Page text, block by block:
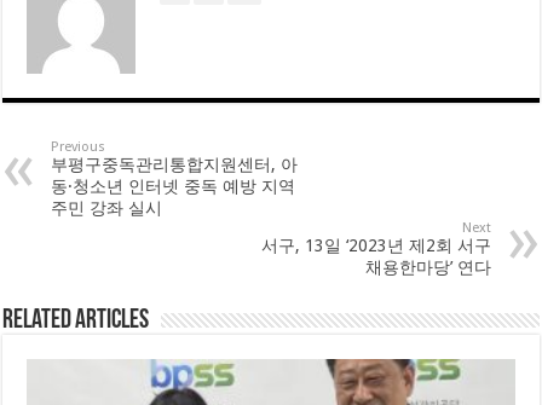
Previous
부평구중독관리통합지원센터, 아
동·청소년 인터넷 중독 예방 지역
주민 강좌 실시
Next
서구, 13일 ‘2023년 제2회 서구
채용한마당’ 연다
Related Articles